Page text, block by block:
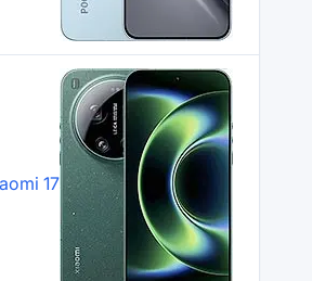
17 Ultra